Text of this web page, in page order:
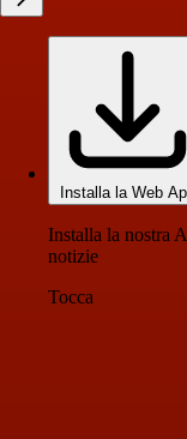
Installa la Web
Installa la nostra
notizie
Tocca